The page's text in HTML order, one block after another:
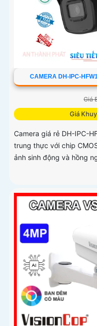
CAMERA DH-IPC-
Giá
Giá
Camera giá rẻ DH-IPC-
trung thực với chip
ảnh sinh động và hồng